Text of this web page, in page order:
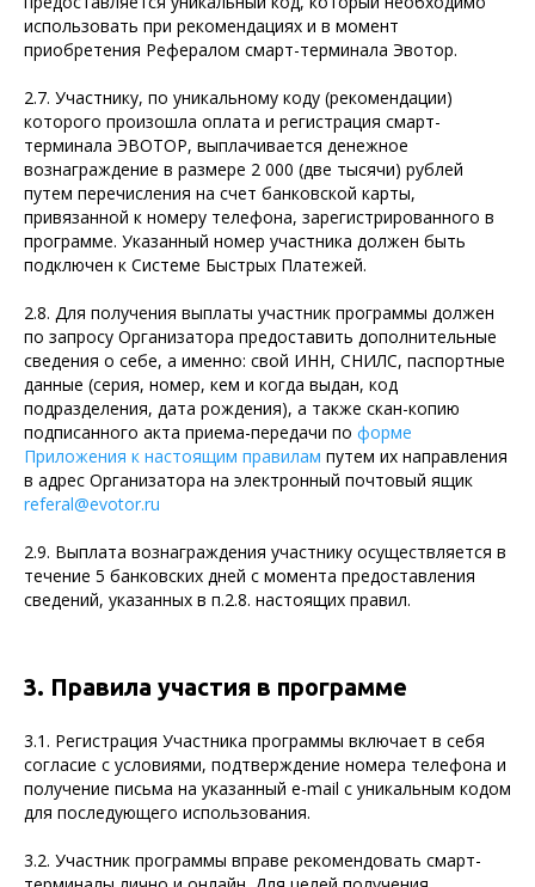
использовать при рекомендациях и в момент
приобретения Рефералом смарт-терминала Эвотор.
2.7. Участнику, по уникальному коду (рекомендации)
которого произошла оплата и регистрация смарт-
терминала ЭВОТОР, выплачивается денежное
вознаграждение в размере 2 000 (две тысячи) рублей
путем перечисления на счет банковской карты,
привязанной к номеру телефона, зарегистрированного в
программе. Указанный номер участника должен быть
подключен к Системе Быстрых Платежей.
2.8. Для получения выплаты участник программы должен
по запросу Организатора предоставить дополнительные
сведения о себе, а именно: свой ИНН, СНИЛС, паспортные
данные (серия, номер, кем и когда выдан, код
подразделения, дата рождения), а также скан-копию
подписанного акта приема-передачи по форме
Приложения к настоящим правилам путем их направления
в адрес Организатора на электронный почтовый ящик
referal@evotor.ru
2.9. Выплата вознаграждения участнику осуществляется в
течение 5 банковских дней с момента предоставления
сведений, указанных в п.2.8. настоящих правил.
3. Правила участия в программе
3.1. Регистрация Участника программы включает в себя
согласие с условиями, подтверждение номера телефона и
получение письма на указанный e-mail с уникальным кодом
для последующего использования.
3.2. Участник программы вправе рекомендовать смарт-